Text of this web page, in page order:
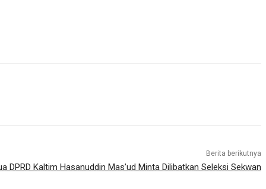
Berita berikutnya
DPRD Kaltim Hasanuddin Mas’ud Minta Dilibatkan Seleksi Sekwan